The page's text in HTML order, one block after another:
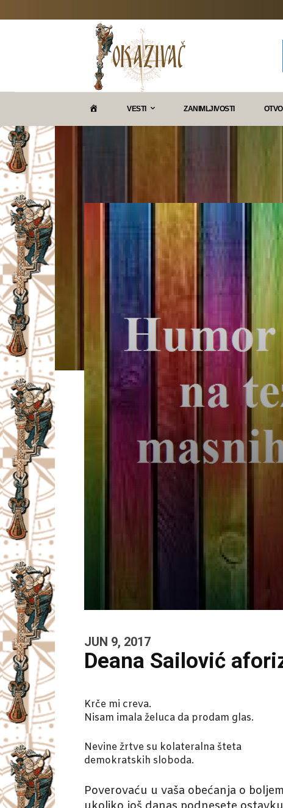
VESTI ZANIMLJIVOSTI
JUN 9, 2017
Deana Sailović
Krče mi creva.
Nisam imala želuca da prodam glas.
Nevine žrtve su kolateralna šteta
demokratskih sloboda.
Poverovaću u vaša obećanja o